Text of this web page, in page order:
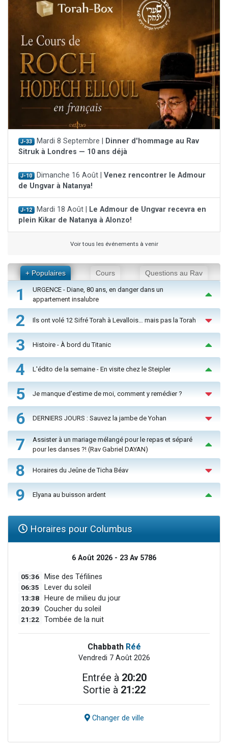
J-33 Mardi 8 Septembre |
Dinner d'hommage au Rav
Sitruk à Londres — 10 ans déjà
J-10 Dimanche 16 Août | Venez rencontrer le Admour
de Ungvar à Natanya!
J-12 Mardi 18 Août |
Le Admour de Ungvar recevra en
plein Kikar de Natanya à Alonzo!
Voir tous les événements à venir
+ Populaires Cours Questions au Rav
1
URGENCE - Diane, 80 ans, en danger dans un
appartement insalubre
2 Ils ont volé 12 Sifré Torah à Levallois… mais pas la Torah
3 Histoire - À bord du Titanic
4 L'édito de la semaine - En visite chez le Steipler
5 Je manque d'estime de moi, comment y remédier ?
6 DERNIERS JOURS : Sauvez la jambe de Yohan
7
Assister à un mariage mélangé pour le repas et séparé
pour les danses ?! (Rav Gabriel DAYAN)
8 Horaires du Jeûne de Ticha Béav
9 Elyana au buisson ardent
Horaires pour Columbus
6 Août 2026 - 23 Av 5786
05:36 Mise des Téfilines
06:35 Lever du soleil
13:38 Heure de milieu du jour
20:39 Coucher du soleil
21:22 Tombée de la nuit
Chabbath Réé
Vendredi 7 Août 2026
Entrée à 20:20
Sortie à 21:22
Changer de ville